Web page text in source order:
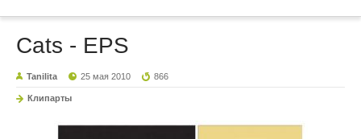
Cats - EPS
Tanilita 25 мая 2010 866
Клипарты